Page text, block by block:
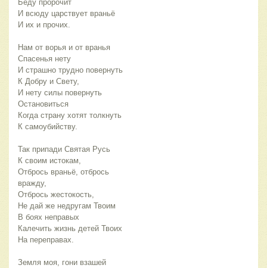
Беду пророчит
И всюду царствует враньё
И их и прочих.
Нам от ворья и от вранья
Спасенья нету
И страшно трудно повернуть
К Добру и Свету,
И нету силы повернуть
Остановиться
Когда страну хотят толкнуть
К самоубийству.
Так припади Святая Русь
К своим истокам,
Отбрось враньё, отбрось
вражду,
Отбрось жестокость,
Не дай же недругам Твоим
В боях неправых
Калечить жизнь детей Твоих
На переправах.
Земля моя, гони взашей